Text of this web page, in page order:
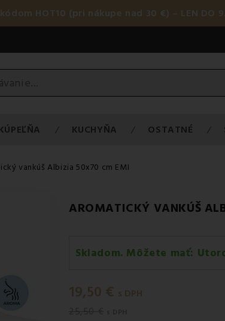
HOT10 (pri nákupe nad 30 €) – LEN DO
KUCHYŇA OSTATNÉ
vankúš Albizia 50x70 cm EMI
AROMATICKÝ VANKÚŠ
Skladom. Môžete mať:
Utorok 11.08
19,50 € s DPH